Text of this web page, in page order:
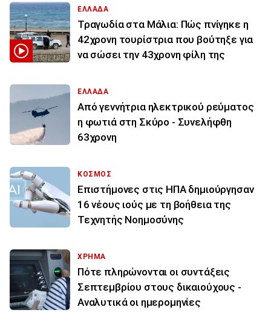
ΕΛΛΑΔΑ
Τραγωδία στα Μάλια: Πώς πνίγηκε η
42χρονη τουρίστρια που βούτηξε για
να σώσει την 43χρονη φίλη της
ΕΛΛΑΔΑ
Από γεννήτρια ηλεκτρικού ρεύματος
η φωτιά στη Σκύρο - Συνελήφθη
63χρονη
ΚΟΣΜΟΣ
Επιστήμονες στις ΗΠΑ δημιούργησαν
16 νέους ιούς με τη βοήθεια της
Τεχνητής Νοημοσύνης
ΧΡΗΜΑ
Πότε πληρώνονται οι συντάξεις
Σεπτεμβρίου στους δικαιούχους -
Αναλυτικά οι ημερομηνίες